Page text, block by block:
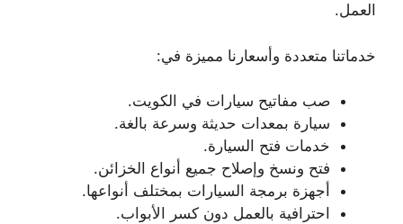
العمل.
خدماتنا متعددة وأسعارنا مميزة في:
صب مفاتيح سيارات في الكويت.
سيارة بمعدات حديثة وسرعة بالغة.
خدمات فتح السيارة.
فتح ونسخ وإصلاح جميع أنواع الخزائن.
أجهزة برمجة السيارات بمختلف أنواعها.
احترافية بالعمل دون كسر الأبواب.